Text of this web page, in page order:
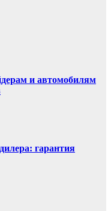
и автомобилям
гарантия